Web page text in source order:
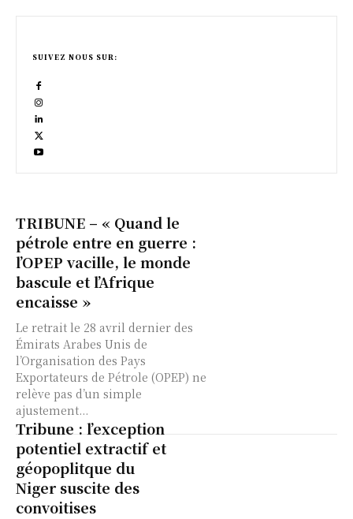
TRIBUNE – « Quand le
pétrole entre en guerre :
l’OPEP vacille, le monde
bascule et l’Afrique
encaisse »
Le retrait le 28 avril dernier des
Émirats Arabes Unis de
l’Organisation des Pays
Exportateurs de Pétrole (OPEP) ne
relève pas d’un simple
ajustement...
Tribune : l’exception
potentiel extractif et
géopoplitque du
Niger suscite des
convoitises
SUIVEZ NOUS SUR: